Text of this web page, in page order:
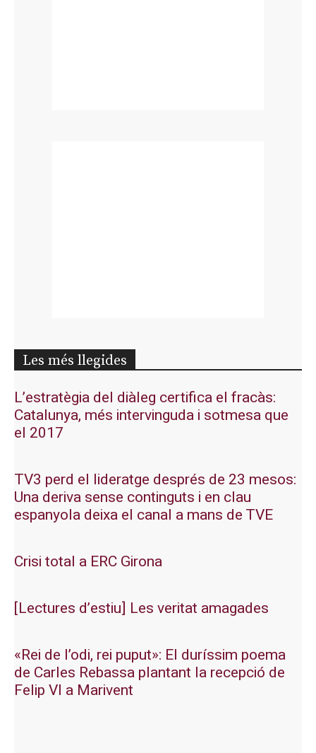
Les més llegides
L’estratègia del diàleg certifica el fracàs:
Catalunya, més intervinguda i sotmesa que
el 2017
TV3 perd el lideratge després de 23 mesos:
Una deriva sense continguts i en clau
espanyola deixa el canal a mans de TVE
Crisi total a ERC Girona
[Lectures d’estiu] Les veritat amagades
«Rei de l’odi, rei puput»: El duríssim poema
de Carles Rebassa plantant la recepció de
Felip VI a Marivent